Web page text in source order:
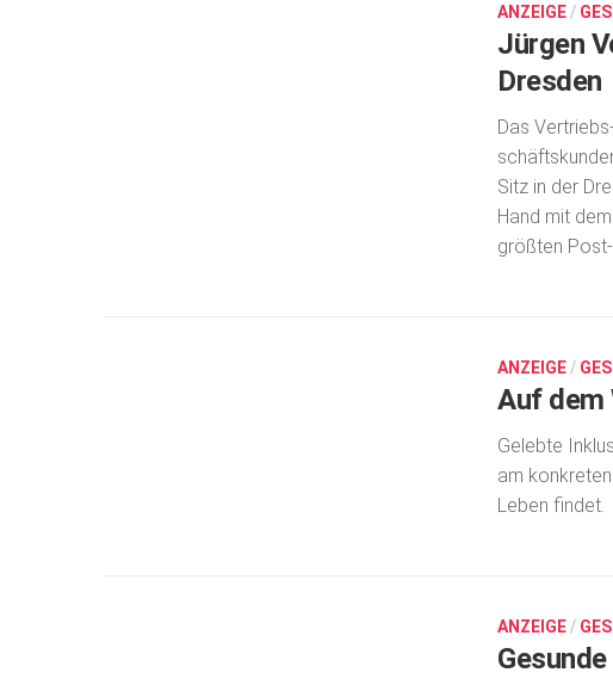
ANZEIGE /
Jürgen
Dresden
Das
Sitz in der
Hand mit
größten
ANZEIGE /
Auf dem
Gelebte
am
Leben findet.
ANZEIGE /